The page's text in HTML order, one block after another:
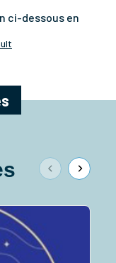
ci-dessous en